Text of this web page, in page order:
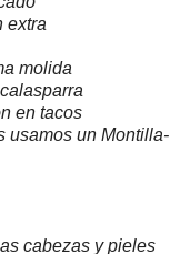
extra
molida
en tacos
usamos un Montilla-
cabezas y pieles